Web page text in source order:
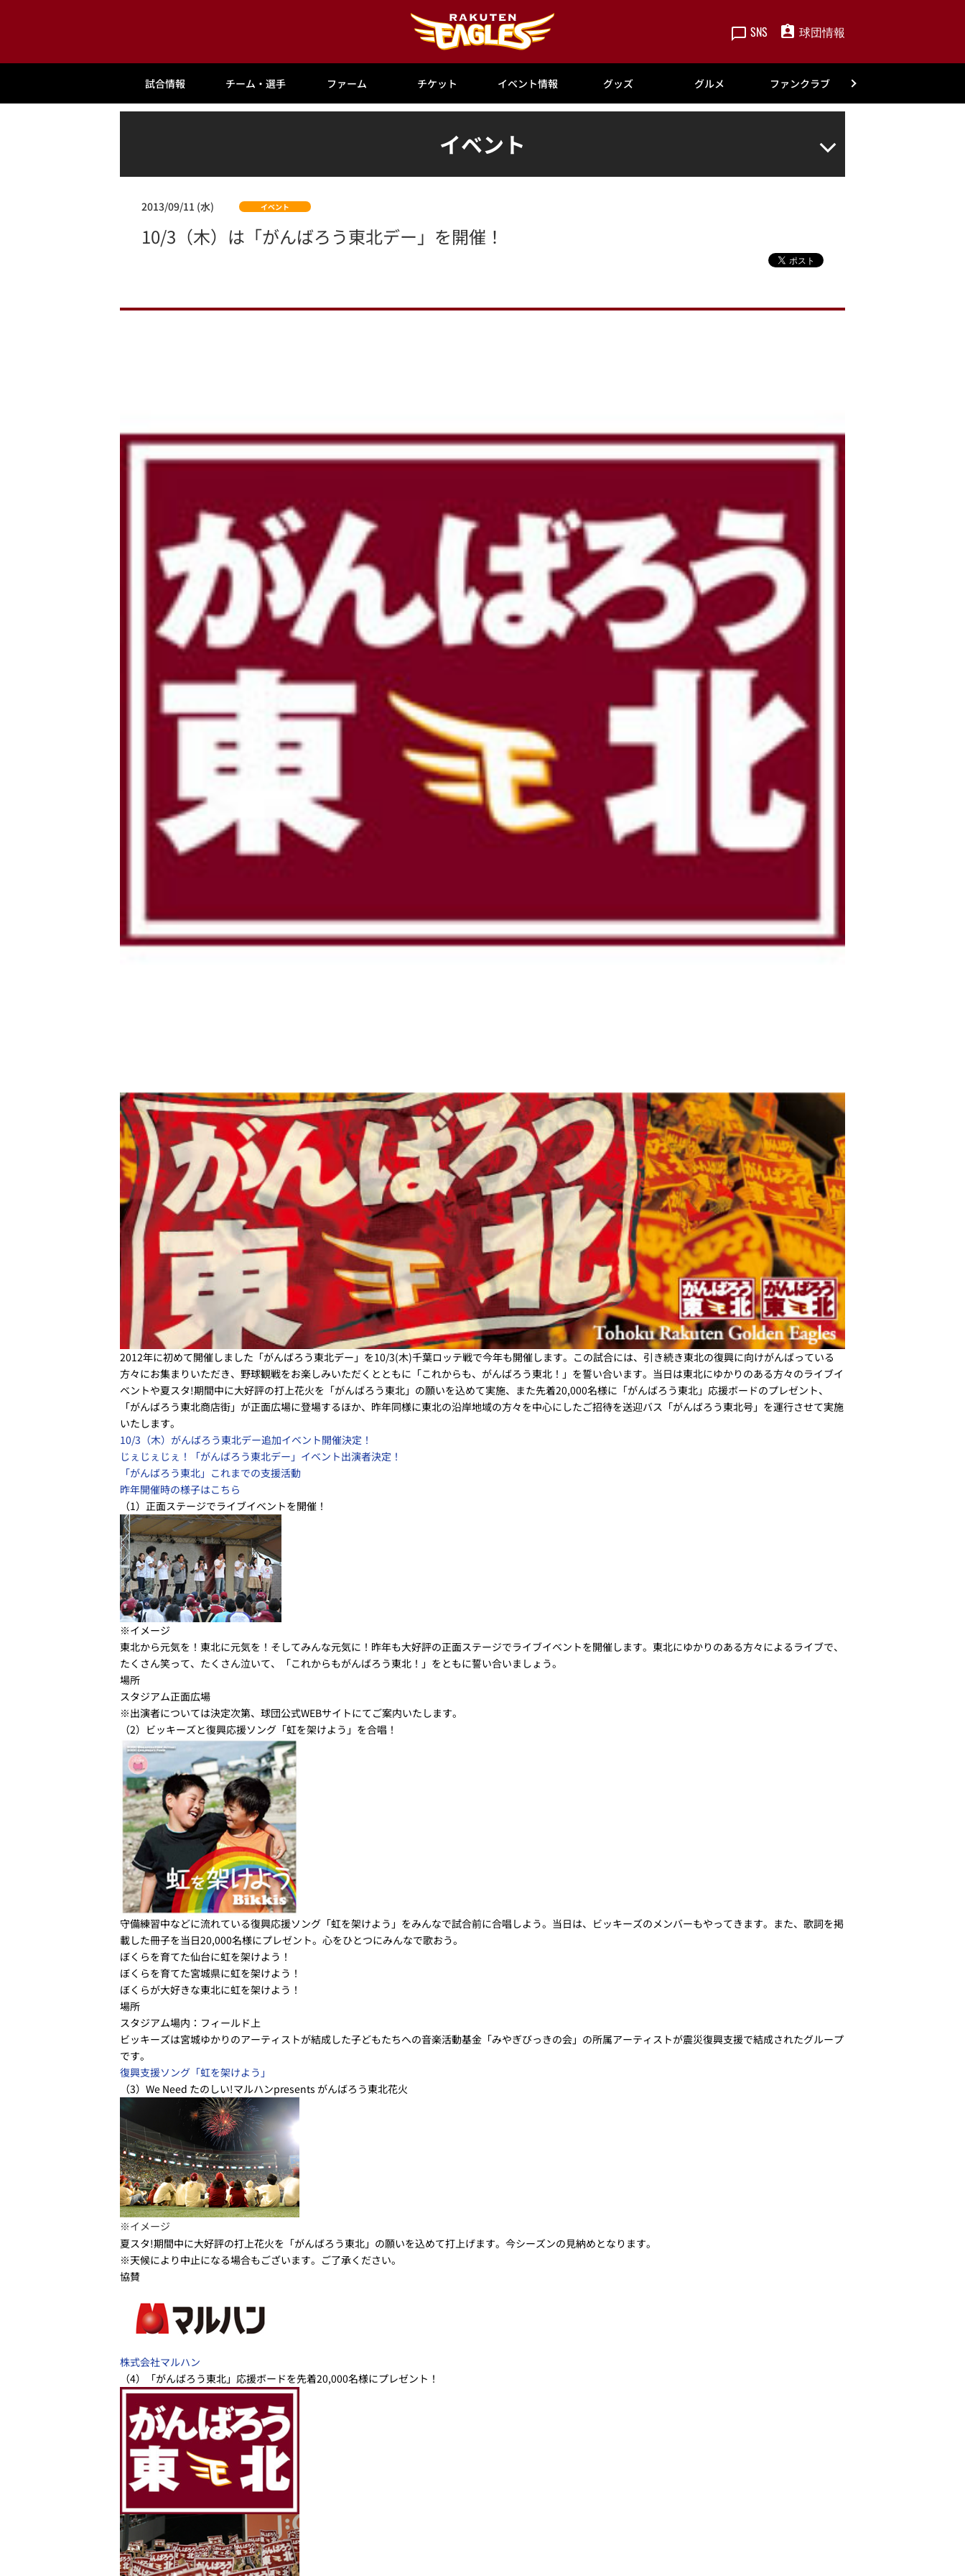
SNS 球団情報
試合情報 チーム・選手 ファーム チケット イベント情報 グッズ グルメ ファンクラブ
イベント
2013/09/11 (水) イベント
10/3（木）は「がんばろう東北デー」を開催！
2012年に初めて開催しました「がんばろう東北デー」を10/3(木)千葉ロッテ戦で今年も開催します。この試合には、引き続き東北の復興に向けがんばっている
方々にお集まりいただき、野球観戦をお楽しみいただくとともに「これからも、がんばろう東北！」を誓い合います。当日は東北にゆかりのある方々のライブイ
ベントや夏スタ!期間中に大好評の打上花火を「がんばろう東北」の願いを込めて実施、また先着20,000名様に「がんばろう東北」応援ボードのプレゼント、
「がんばろう東北商店街」が正面広場に登場するほか、昨年同様に東北の沿岸地域の方々を中心にしたご招待を送迎バス「がんばろう東北号」を運行させて実施
いたします。
10/3（木）がんばろう東北デー追加イベント開催決定！
じぇじぇじぇ！「がんばろう東北デー」イベント出演者決定！
「がんばろう東北」これまでの支援活動
昨年開催時の様子はこちら
（1）正面ステージでライブイベントを開催！
※イメージ
東北から元気を！東北に元気を！そしてみんな元気に！昨年も大好評の正面ステージでライブイベントを開催します。東北にゆかりのある方々によるライブで、
たくさん笑って、たくさん泣いて、「これからもがんばろう東北！」をともに誓い合いましょう。
場所
スタジアム正面広場
※出演者については決定次第、球団公式WEBサイトにてご案内いたします。
（2）ビッキーズと復興応援ソング「虹を架けよう」を合唱！
守備練習中などに流れている復興応援ソング「虹を架けよう」をみんなで試合前に合唱しよう。当日は、ビッキーズのメンバーもやってきます。また、歌詞を掲
載した冊子を当日20,000名様にプレゼント。心をひとつにみんなで歌おう。
ぼくらを育てた仙台に虹を架けよう！
ぼくらを育てた宮城県に虹を架けよう！
ぼくらが大好きな東北に虹を架けよう！
場所
スタジアム場内：フィールド上
ビッキーズは宮城ゆかりのアーティストが結成した子どもたちへの音楽活動基金「みやぎびっきの会」の所属アーティストが震災復興支援で結成されたグループ
です。
復興支援ソング「虹を架けよう」
（3）We Need たのしい!マルハンpresents がんばろう東北花火
※イメージ
夏スタ!期間中に大好評の打上花火を「がんばろう東北」の願いを込めて打上げます。今シーズンの見納めとなります。
※天候により中止になる場合もございます。ご了承ください。
協賛
株式会社マルハン
（4）「がんばろう東北」応援ボードを先着20,000名様にプレゼント！